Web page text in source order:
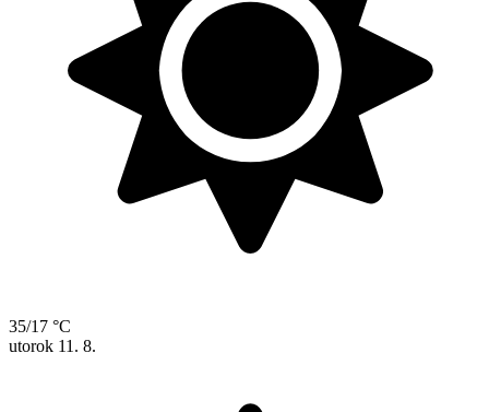
35/17 °C
utorok 11. 8.